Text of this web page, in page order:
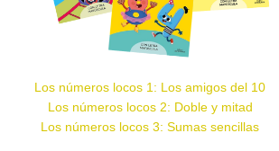
Los números locos 1: Los amigos del 10
Los números locos 2: Doble y mitad
Los números locos 3: Sumas sencillas